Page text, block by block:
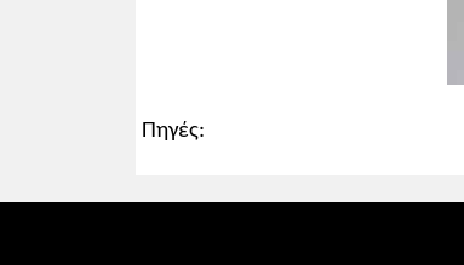
Πηγές: